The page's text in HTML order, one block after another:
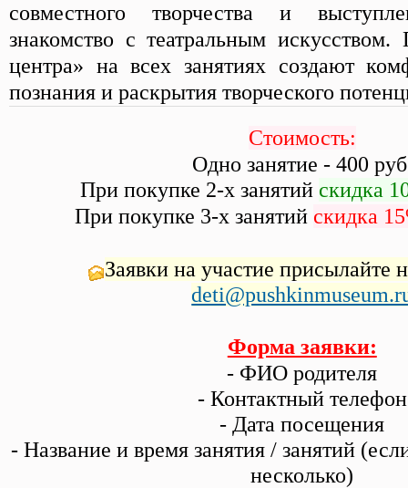
совместного творчества и
знакомство с театральным искусством.
центра» на всех занятиях создают
познания и раскрытия творческого
Стоимость:
Одно занятие - 400
При покупке 2-х занятий скидка
При покупке 3-х занятий скидка
Заявки на участие присылайте
Форма заявки:
- ФИО родителя
- Контактный телефон
- Дата посещения
- Название и время занятия / занятий
несколько)